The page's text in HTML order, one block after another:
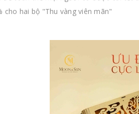
cho hai bộ "Thu vàng viên mãn"